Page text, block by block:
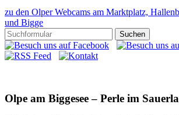
zu den Olper Webcams am Marktplatz,
und Bigge
Olpe am Biggesee – Perle im